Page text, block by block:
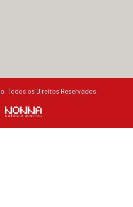
Todos os Direitos Reservados.